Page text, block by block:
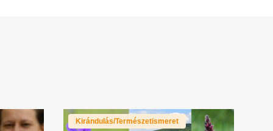
Kirándulás/Természetismeret